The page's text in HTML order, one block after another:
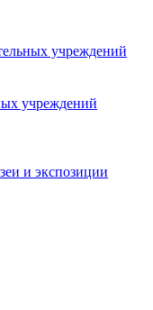
учреждений
учреждений
и экспозиции